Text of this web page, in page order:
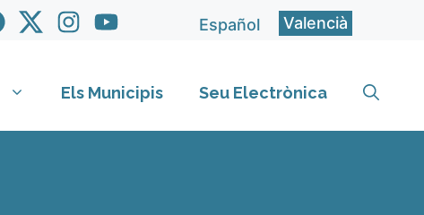
Español Valencià
Els Municipis Seu Electrònica